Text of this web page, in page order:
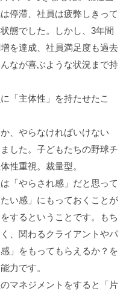
停滞、社員は疲弊しきって
態でした。しかし、3年間
を達成、社員満足度も過去
なが喜ぶような状況まで持
「主体性」を持たせたこ
、やらなければいけない
した。子どもたちの野球チ
性重視。裁量型。
「やらされ感」だと思って
い感」にもっておくことが
するということです。もち
、関わるクライアントやパ
」をもってもらえるか？を
力です。
マネジメントをすると「片